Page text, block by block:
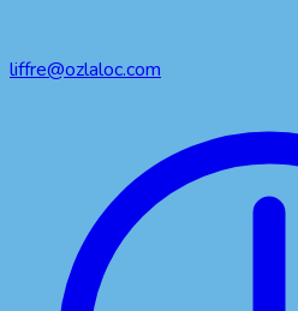
liffre@ozlaloc.com